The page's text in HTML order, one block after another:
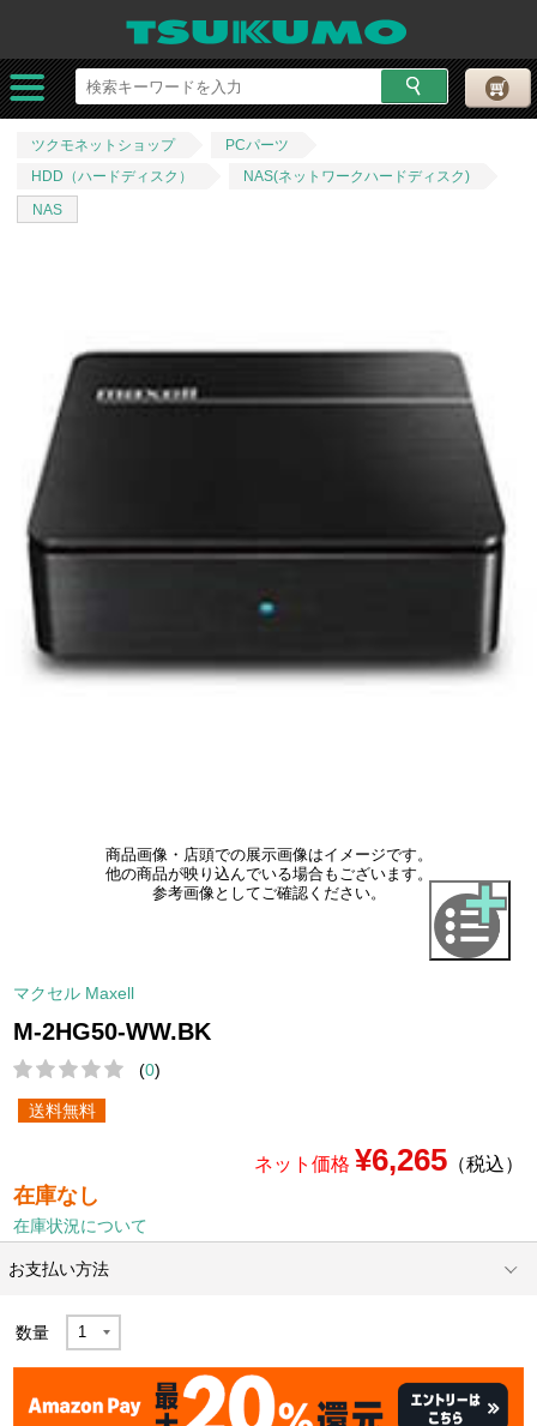
ツクモネットショップ
PCパーツ
HDD（ハードディスク）
NAS(ネットワークハードディスク)
NAS
商品画像・店頭での展示画像はイメージです。
他の商品が映り込んでいる場合もございます。
参考画像としてご確認ください。
マクセル Maxell
M-2HG50-WW.BK
(0)
送料無料
ネット価格 ¥6,265（税込）
在庫なし
在庫状況について
お支払い方法
数量